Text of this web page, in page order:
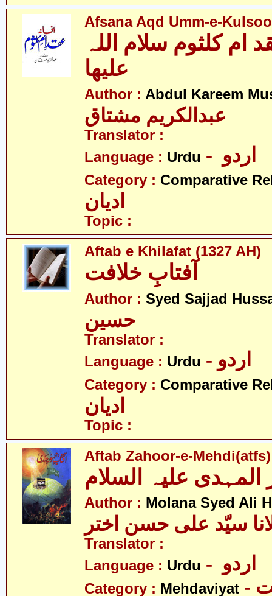
Afsana Aqd Umm-e-
ام کلثوم سلام اللہ
علیھا
Author : Abdul Kareem
عبدالکریم مشتاق
Translator :
Language : Urdu
Category : Comparative
ادیان
Topic :
Aftab e Khilafat (1327 AH)
آفتابِ خلافت
Author : Syed Sajjad
حسین
Translator :
Language : Urdu - اردو
Category : Comparative
ادیان
Topic :
Aftab Zahoor-e-Mehdi(atfs)
علیہ السلام
Author : Molana Syed Ali
سیّد علی حسن اختر
Translator :
Language : Urdu
Category : Mehdaviyat